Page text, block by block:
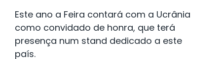
Este ano a Feira contará com a Ucrânia
como convidado de honra, que terá
presença num stand dedicado a este
país.